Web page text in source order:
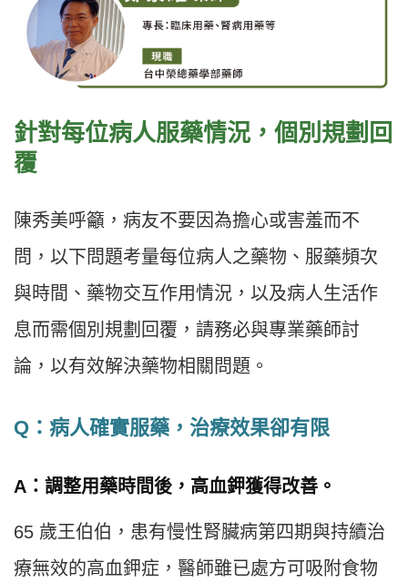
針對每位病人服藥情況，個別規劃回
覆
陳秀美呼籲，病友不要因為擔心或害羞而不
問，以下問題考量每位病人之藥物、服藥頻次
與時間、藥物交互作用情況，以及病人生活作
息而需個別規劃回覆，請務必與專業藥師討
論，以有效解決藥物相關問題。
Q：病人確實服藥，治療效果卻有限
A：調整用藥時間後，高血鉀獲得改善。
65 歲王伯伯，患有慢性腎臟病第四期與持續治
療無效的高血鉀症，醫師雖已處方可吸附食物